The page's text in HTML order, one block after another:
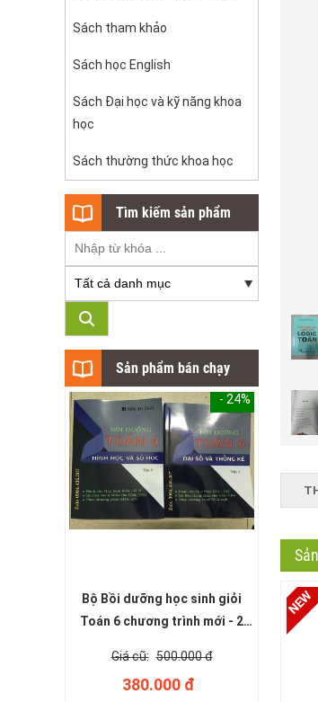
Sách tham khảo
Sách học English
Sách Đại học và kỹ năng khoa
học
Sách thường thức khoa học
Tìm kiếm sản phẩm
Sản phẩm bán chạy
- 24%
Bộ Bồi dưỡng học sinh giỏi
Toán 6 chương trình mới - 2
500.000 đ
380.000 đ